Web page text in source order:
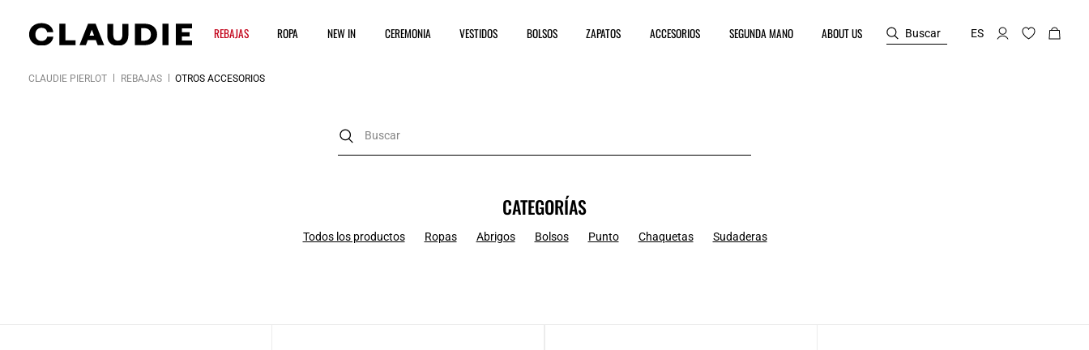
REBAJAS ROPA NEW IN CEREMONIA VESTIDOS BOLSOS ZAPATOS ACCESORIOS SEGUNDA MANO ABOUT US Buscar ES
CLAUDIE PIERLOT REBAJAS OTROS ACCESORIOS
CATEGORÍAS
Todos los productos Ropas Abrigos Bolsos Punto Chaquetas Sudaderas